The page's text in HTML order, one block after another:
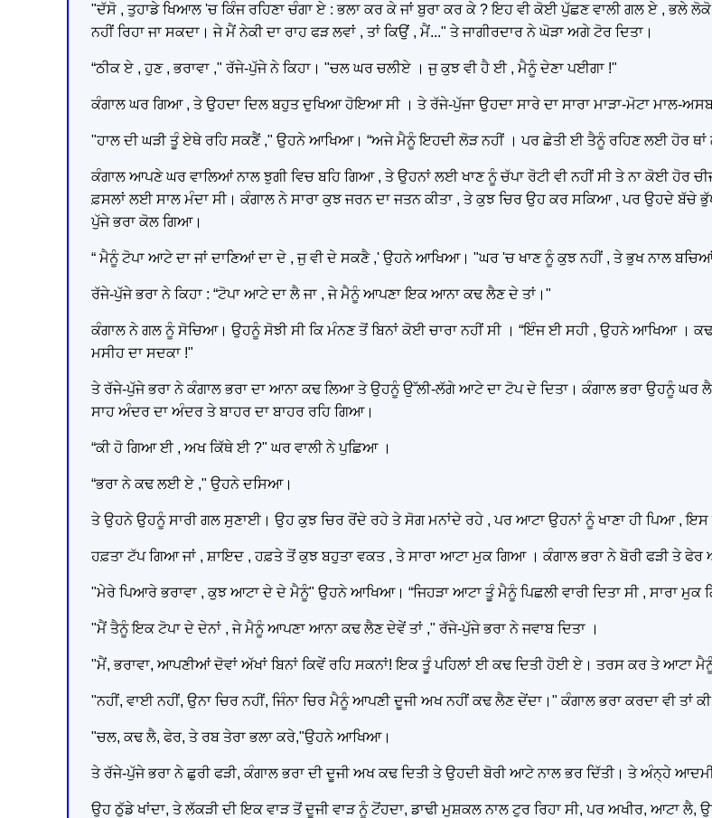
"ਦੱਸੋ , ਤੁਹਾਡੇ ਖਿਆਲ 'ਚ ਕਿੰਜ ਰਹਿਣਾ ਚੰਗਾ ਏ : ਭਲਾ ਕਰ ਕੇ ਜਾਂ ਬੁਰਾ ਕਰ ਕੇ ? ਇਹ ਵੀ ਕੋਈ ਪੁੱਛਣ ਵਾਲੀ ਗਲ ਏ , ਭਲੇ
ਨਹੀਂ ਰਿਹਾ ਜਾ ਸਕਦਾ। ਜੇ ਮੈਂ ਨੇਕੀ ਦਾ ਰਾਹ ਫੜ ਲਵਾਂ , ਤਾਂ ਕਿਉਂ , ਮੈਂ..." ਤੇ ਜਾਗੀਰਦਾਰ ਨੇ ਘੋੜਾ ਅਗੇ ਟੋਰ ਦਿਤਾ।
“ਠੀਕ ਏ , ਹੁਣ , ਭਰਾਵਾ ," ਰੱਜੇ-ਪੁੱਜੇ ਨੇ ਕਿਹਾ। "ਚਲ ਘਰ ਚਲੀਏ । ਜੁ ਕੁਝ ਵੀ ਹੈ ਈ , ਮੈਨੂੰ ਦੇਣਾ ਪਈਗਾ !"
ਕੰਗਾਲ ਘਰ ਗਿਆ , ਤੇ ਉਹਦਾ ਦਿਲ ਬਹੁਤ ਦੁਖਿਆ ਹੋਇਆ ਸੀ । ਤੇ ਰੱਜੇ-ਪੁੱਜਾ ਉਹਦਾ ਸਾਰੇ ਦਾ ਸਾਰਾ ਮਾੜਾ-ਮੋਟਾ ਮਾਲ-
"ਹਾਲ ਦੀ ਘੜੀ ਤੂੰ ਏਥੇ ਰਹਿ ਸਕਣੈਂ ," ਉਹਨੇ ਆਖਿਆ। “ਅਜੇ ਮੈਨੂੰ ਇਹਦੀ ਲੋੜ ਨਹੀਂ । ਪਰ ਛੇਤੀ ਈ ਤੈਨੂੰ ਰਹਿਣ ਲਈ ਹੋਰ ਥਾਂ
ਕੰਗਾਲ ਆਪਣੇ ਘਰ ਵਾਲਿਆਂ ਨਾਲ ਝੁਗੀ ਵਿਚ ਬਹਿ ਗਿਆ , ਤੇ ਉਹਨਾਂ ਲਈ ਖਾਣ ਨੂੰ ਚੱਪਾ ਰੋਟੀ ਵੀ ਨਹੀਂ ਸੀ ਤੇ ਨਾ ਕੋਈ ਹੋਰ
ਫ਼ਸਲਾਂ ਲਈ ਸਾਲ ਮੰਦਾ ਸੀ। ਕੰਗਾਲ ਨੇ ਸਾਰਾ ਕੁਝ ਜਰਨ ਦਾ ਜਤਨ ਕੀਤਾ , ਤੇ ਕੁਝ ਚਿਰ ਉਹ ਕਰ ਸਕਿਆ , ਪਰ ਉਹਦੇ
ਪੁੱਜੇ ਭਰਾ ਕੋਲ ਗਿਆ।
“ ਮੈਨੂੰ ਟੋਪਾ ਆਟੇ ਦਾ ਜਾਂ ਦਾਣਿਆਂ ਦਾ ਦੇ , ਜੁ ਵੀ ਦੇ ਸਕਣੈ ,' ਉਹਨੇ ਆਖਿਆ। "ਘਰ 'ਚ ਖਾਣ ਨੂੰ ਕੁਝ ਨਹੀਂ , ਤੇ ਭੁਖ ਨਾਲ
ਰੱਜੇ-ਪੁੱਜੇ ਭਰਾ ਨੇ ਕਿਹਾ : “ਟੋਪਾ ਆਟੇ ਦਾ ਲੈ ਜਾ , ਜੇ ਮੈਨੂੰ ਆਪਣਾ ਇਕ ਆਨਾ ਕਢ ਲੈਣ ਦੇ ਤਾਂ।"
ਕੰਗਾਲ ਨੇ ਗਲ ਨੂੰ ਸੋਚਿਆ। ਉਹਨੂੰ ਸੋਝੀ ਸੀ ਕਿ ਮੰਨਣ ਤੋਂ ਬਿਨਾਂ ਕੋਈ ਚਾਰਾ ਨਹੀਂ ਸੀ । “ਇੰਜ ਈ ਸਹੀ , ਉਹਨੇ ਆਖਿਆ ।
ਮਸੀਹ ਦਾ ਸਦਕਾ !"
ਤੇ ਰੱਜੇ-ਪੁੱਜੇ ਭਰਾ ਨੇ ਕੰਗਾਲ ਭਰਾ ਦਾ ਆਨਾ ਕਢ ਲਿਆ ਤੇ ਉਹਨੂੰ ਉੱਲੀ-ਲੱਗੇ ਆਟੇ ਦਾ ਟੋਪ ਦੇ ਦਿਤਾ। ਕੰਗਾਲ ਭਰਾ ਉਹਨੂੰ
ਸਾਹ ਅੰਦਰ ਦਾ ਅੰਦਰ ਤੇ ਬਾਹਰ ਦਾ ਬਾਹਰ ਰਹਿ ਗਿਆ।
“ਕੀ ਹੋ ਗਿਆ ਈ , ਅਖ ਕਿੱਥੇ ਈ ?" ਘਰ ਵਾਲੀ ਨੇ ਪੁਛਿਆ ।
“ਭਰਾ ਨੇ ਕਢ ਲਈ ਏ ," ਉਹਨੇ ਦਸਿਆ।
ਤੇ ਉਹਨੇ ਉਹਨੂੰ ਸਾਰੀ ਗਲ ਸੁਣਾਈ। ਉਹ ਕੁਝ ਚਿਰ ਰੋਂਦੇ ਰਹੇ ਤੇ ਸੋਗ ਮਨਾਂਦੇ ਰਹੇ , ਪਰ ਆਟਾ ਉਹਨਾਂ ਨੂੰ ਖਾਣਾ ਹੀ ਪਿਆ , ਇਸ
ਹਫ਼ਤਾ ਟੱਪ ਗਿਆ ਜਾਂ , ਸ਼ਾਇਦ , ਹਫ਼ਤੇ ਤੋਂ ਕੁਝ ਬਹੁਤਾ ਵਕਤ , ਤੇ ਸਾਰਾ ਆਟਾ ਮੁਕ ਗਿਆ । ਕੰਗਾਲ ਭਰਾ ਨੇ ਬੋਰੀ ਫੜੀ ਤੇ
"ਮੇਰੇ ਪਿਆਰੇ ਭਰਾਵਾ , ਕੁਝ ਆਟਾ ਦੇ ਦੇ ਮੈਨੂੰ" ਉਹਨੇ ਆਖਿਆ। “ਜਿਹੜਾ ਆਟਾ ਤੂੰ ਮੈਨੂੰ ਪਿਛਲੀ ਵਾਰੀ ਦਿਤਾ ਸੀ , ਸਾਰਾ ਮੁਕ
"ਮੈਂ ਤੈਨੂੰ ਇਕ ਟੋਪਾ ਦੇ ਦੇਨਾਂ , ਜੇ ਮੈਨੂੰ ਆਪਣਾ ਆਨਾ ਕਢ ਲੈਣ ਦੇਵੇਂ ਤਾਂ ," ਰੱਜੇ-ਪੁੱਜੇ ਭਰਾ ਨੇ ਜਵਾਬ ਦਿਤਾ ।
"ਮੈਂ, ਭਰਾਵਾ, ਆਪਣੀਆਂ ਦੋਵਾਂ ਅੱਖਾਂ ਬਿਨਾਂ ਕਿਵੇਂ ਰਹਿ ਸਕਨਾਂ! ਇਕ ਤੂੰ ਪਹਿਲਾਂ ਈ ਕਢ ਦਿਤੀ ਹੋਈ ਏ। ਤਰਸ ਕਰ ਤੇ ਆਟਾ
"ਨਹੀਂ, ਵਾਈ ਨਹੀਂ, ਉਨਾ ਚਿਰ ਨਹੀਂ, ਜਿੰਨਾ ਚਿਰ ਮੈਨੂੰ ਆਪਣੀ ਦੂਜੀ ਅਖ ਨਹੀਂ ਕਢ ਲੈਣ ਦੇਂਦਾ।" ਕੰਗਾਲ ਭਰਾ ਕਰਦਾ ਵੀ ਤਾਂ
"ਚਲ, ਕਢ ਲੈ, ਫੇਰ, ਤੇ ਰਬ ਤੇਰਾ ਭਲਾ ਕਰੇ,"ਉਹਨੇ ਆਖਿਆ।
ਤੇ ਰੱਜੇ-ਪੁੱਜੇ ਭਰਾ ਨੇ ਛੁਰੀ ਫੜੀ, ਕੰਗਾਲ ਭਰਾ ਦੀ ਦੂਜੀ ਅਖ ਕਢ ਦਿਤੀ ਤੇ ਉਹਦੀ ਬੋਰੀ ਆਟੇ ਨਾਲ ਭਰ ਦਿੱਤੀ। ਤੇ ਅੰਨ੍ਹੇ
ਉਹ ਠੁੱਡੇ ਖਾਂਦਾ, ਤੇ ਲੱਕੜੀ ਦੀ ਇਕ ਵਾੜ ਤੋਂ ਦੂਜੀ ਵਾੜ ਨੂੰ ਟੋਂਹਦਾ, ਡਾਢੀ ਮੁਸ਼ਕਲ ਨਾਲ ਟੁਰ ਰਿਹਾ ਸੀ, ਪਰ ਅਖੀਰ, ਆਟਾ